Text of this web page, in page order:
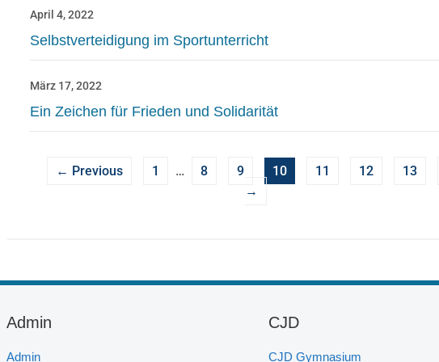
April 4, 2022
Selbstverteidigung im Sportunterricht
März 17, 2022
Ein Zeichen für Frieden und Solidarität
← Previous 1 … 8 9 10 11 12
13
→
Admin
Admin
CJD
CJD Gymnasium